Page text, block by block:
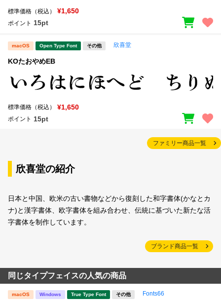
標準価格（税込） ¥1,650
ポイント 15pt
macOS Open Type Font その他 欣喜堂
KOたおやめEB
標準価格（税込） ¥1,650
ポイント 15pt
ファミリー商品一覧
欣喜堂の紹介
日本と中国、欧米の古い書物などから復刻した和字書体(かなとカ
ナ)と漢字書体、欧字書体を組み合わせ、伝統に基づいた新たな活
字書体を制作しています。
ブランド商品一覧
同じタイプフェイスの人気の商品
macOS Windows True Type Font その他 Fonts66